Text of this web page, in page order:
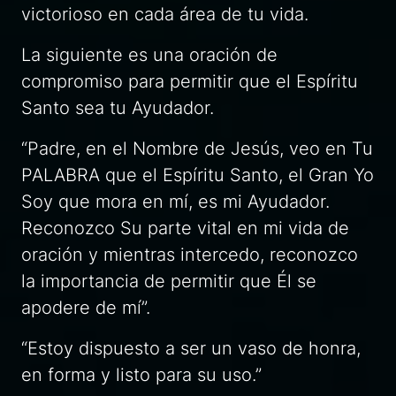
victorioso en cada área de tu vida.
La siguiente es una oración de
compromiso para permitir que el Espíritu
Santo sea tu Ayudador.
“Padre, en el Nombre de Jesús, veo en Tu
PALABRA que el Espíritu Santo, el Gran Yo
Soy que mora en mí, es mi Ayudador.
Reconozco Su parte vital en mi vida de
oración y mientras intercedo, reconozco
la importancia de permitir que Él se
apodere de mí”.
“Estoy dispuesto a ser un vaso de honra,
en forma y listo para su uso.”